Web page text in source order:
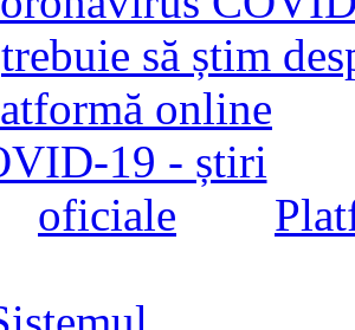
trebuie să știm